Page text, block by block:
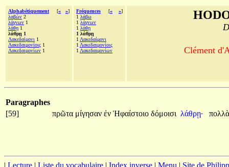
Alphabétiquement [« »]
λαβὼν 2
λάγνων 1
λάθῃ 1
λάθρῃ 1
Λακεδαίμονι 1
Λακεδαιμονίοις 1
Λακεδαιμονίων 1
Fréquences [« »]
1 λάβω
1 λάγνων
1 λάθῃ
1 λάθρῃ
1 Λακεδαίμονι
1 Λακεδαιμονίοις
1 Λακεδαιμονίων Clément
Paragraphes
[59]
πρῶτα μίγησαν ἐν Ἡφαίστοιο δόμοισι λάθρῃ·
| Lecture | Liste du vocabulaire | Index inverse | Menu | Site de